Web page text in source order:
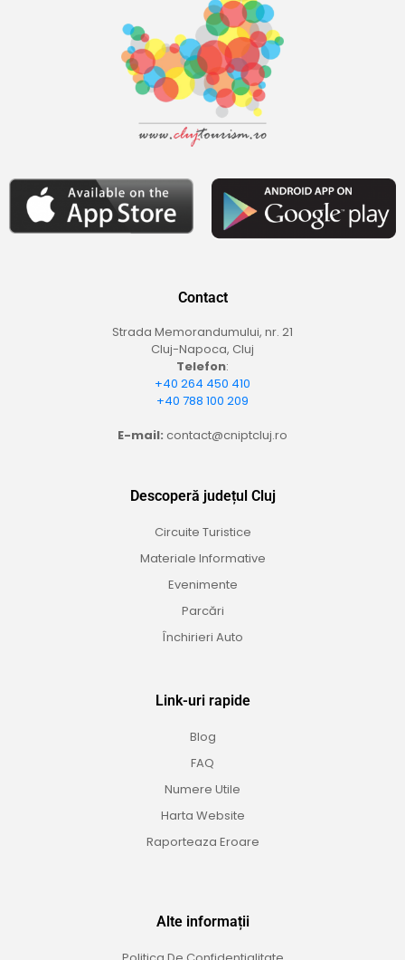
Contact
Strada Memorandumului, nr. 21
Cluj-Napoca, Cluj
Telefon:
+40 264 450 410
+40 788 100 209
E-mail: contact@cniptcluj.ro
Descoperă județul Cluj
Circuite Turistice
Materiale Informative
Evenimente
Parcări
Închirieri Auto
Link-uri rapide
Blog
FAQ
Numere Utile
Harta Website
Raporteaza Eroare
Alte informații